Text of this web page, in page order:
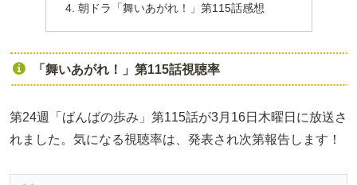
朝ドラ「舞いあがれ！」第115話感想
「舞いあがれ！」第115話視聴率
第24週「ばんばの歩み」第115話が3月16日木曜日に放送さ
れました。気になる視聴率は、発表され次第報告します！